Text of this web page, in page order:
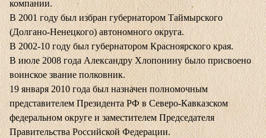
компании.
В 2001 году был избран губернатором Таймырского
(Долгано-Ненецкого) автономного округа.
В 2002-10 году был губернатором Красноярского края.
В июле 2008 года Александру Хлопонину было присвоено
воинское звание полковник.
19 января 2010 года был назначен полномочным
представителем Президента РФ в Северо-Кавказском
федеральном округе и заместителем Председателя
Правительства Российской Федерации.